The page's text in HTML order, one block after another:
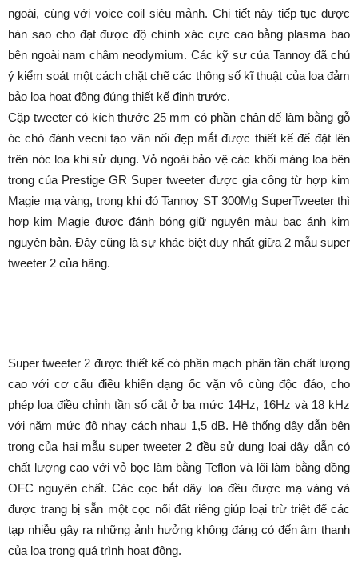
ngoài, cùng với voice coil siêu mảnh. Chi tiết này tiếp tục được
hàn sao cho đạt được độ chính xác cực cao bằng plasma bao
bên ngoài nam châm neodymium. Các kỹ sư của Tannoy đã chú
ý kiểm soát một cách chặt chẽ các thông số kĩ thuật của loa đảm
bảo loa hoạt động đúng thiết kế định trước.
Cặp tweeter có kích thước 25 mm có phần chân đế làm bằng gỗ
óc chó đánh vecni tạo vân nổi đẹp mắt được thiết kế để đặt lên
trên nóc loa khi sử dụng. Vỏ ngoài bảo vệ các khối màng loa bên
trong của Prestige GR Super tweeter được gia công từ hợp kim
Magie mạ vàng, trong khi đó Tannoy ST 300Mg SuperTweeter thì
hợp kim Magie được đánh bóng giữ nguyên màu bạc ánh kim
nguyên bản. Đây cũng là sự khác biệt duy nhất giữa 2 mẫu super
tweeter 2 của hãng.
Super tweeter 2 được thiết kế có phần mạch phân tần chất lượng
cao với cơ cấu điều khiển dạng ốc vặn vô cùng độc đáo, cho
phép loa điều chỉnh tần số cắt ở ba mức 14Hz, 16Hz và 18 kHz
với năm mức độ nhạy cách nhau 1,5 dB. Hệ thống dây dẫn bên
trong của hai mẫu super tweeter 2 đều sử dụng loại dây dẫn có
chất lượng cao với vỏ bọc làm bằng Teflon và lõi làm bằng đồng
OFC nguyên chất. Các cọc bắt dây loa đều được mạ vàng và
được trang bị sẵn một cọc nối đất riêng giúp loại trừ triệt để các
tạp nhiễu gây ra những ảnh hưởng không đáng có đến âm thanh
của loa trong quá trình hoạt động.